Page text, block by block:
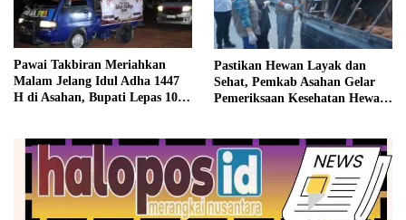
Pawai Takbiran Meriahkan
Malam Jelang Idul Adha 1447
H di Asahan, Bupati Lepas 100
Pastikan Hewan Layak dan
Sehat, Pemkab Asahan Gelar
Pemeriksaan Kesehatan Hewan